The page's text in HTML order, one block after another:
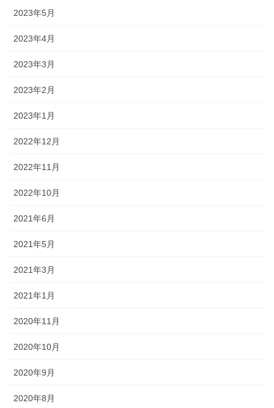
2023年5月
2023年4月
2023年3月
2023年2月
2023年1月
2022年12月
2022年11月
2022年10月
2021年6月
2021年5月
2021年3月
2021年1月
2020年11月
2020年10月
2020年9月
2020年8月